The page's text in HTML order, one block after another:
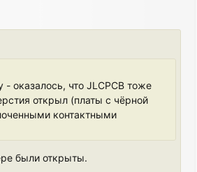
- оказалось, что JLCPCB тоже
открыл (платы с чёрной
контактными
были открыты.